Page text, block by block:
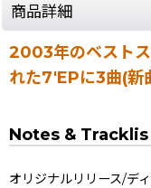
商品詳細
2003年のベスト
れた7'EPに3曲(新
Notes & Tracklis
オリジナルリリース/デ